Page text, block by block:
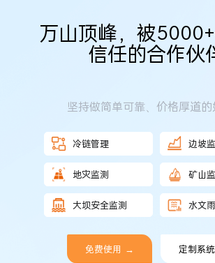
万山顶峰，被
信任的合作伙
坚持做简单可靠、价格厚道
冷链管理 边坡
地灾监测 矿山
大坝安全监测 水文
免费使用 → 定制系统